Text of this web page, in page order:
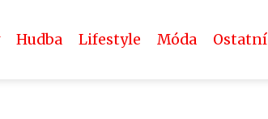
Hudba Lifestyle Móda Ostatní